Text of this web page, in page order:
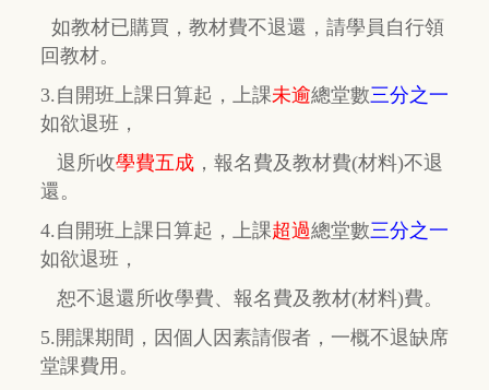
如教材已購買，教材費不退還， 請學員自行領
回教材。
3.自開班上課日算起，上課未逾總堂數三分之一
如欲退班，
退所收學費五成 ， 報名費及教材費(材料)不退
還。
4.自開班上課日算起，上課超過總堂數三分之一
如欲退班，
恕不退還所收學費、報名費及教材(材料)費。
5.開課期間，因個人因素請假者，一概不退缺席
堂課費用。